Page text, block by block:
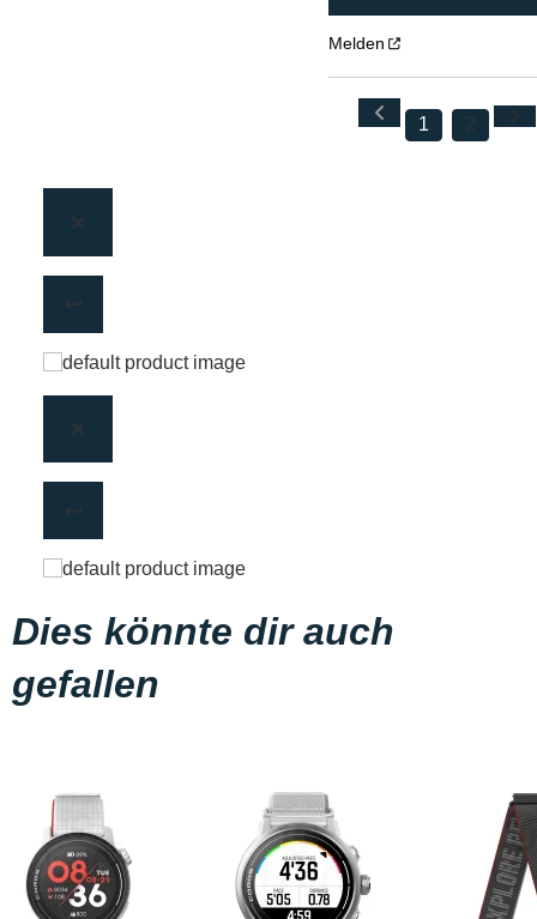
Melden
1 2
Dies könnte dir auch
gefallen